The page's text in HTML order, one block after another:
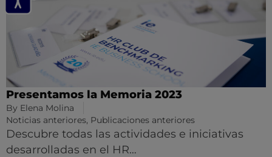
Presentamos la Memoria 2023
By Elena Molina
Noticias anteriores, Publicaciones anteriores
Descubre todas las actividades e iniciativas
desarrolladas en el HR…